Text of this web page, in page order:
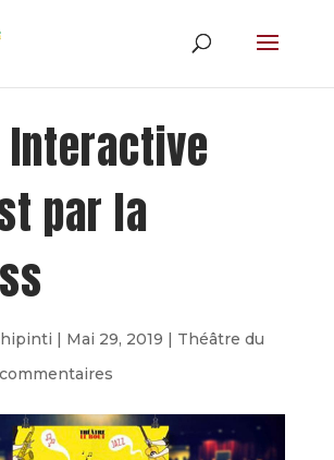
Interactive
par la
| Mai 29, 2019 | Théâtre du